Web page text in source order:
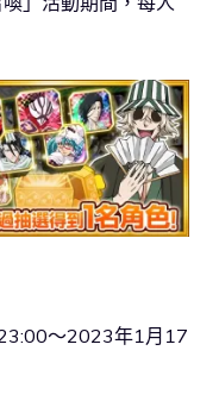
～2023年1月17